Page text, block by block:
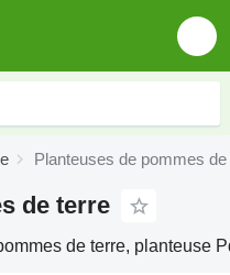
Planteuses de pommes
de terre
de terre, planteuse